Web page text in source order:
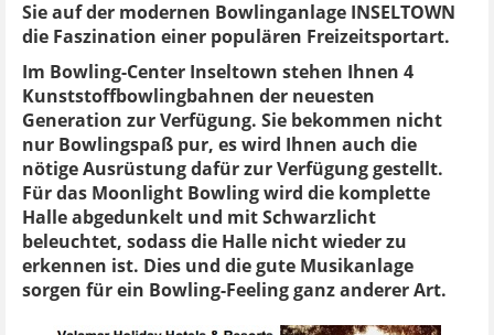
Sie auf der modernen Bowlinganlage INSELTOWN
die Faszination einer populären Freizeitsportart.
Im Bowling-Center Inseltown stehen Ihnen 4
Kunststoffbowlingbahnen der neuesten
Generation zur Verfügung. Sie bekommen nicht
nur Bowlingspaß pur, es wird Ihnen auch die
nötige Ausrüstung dafür zur Verfügung gestellt.
Für das Moonlight Bowling wird die komplette
Halle abgedunkelt und mit Schwarzlicht
beleuchtet, sodass die Halle nicht wieder zu
erkennen ist. Dies und die gute Musikanlage
sorgen für ein Bowling-Feeling ganz anderer Art.